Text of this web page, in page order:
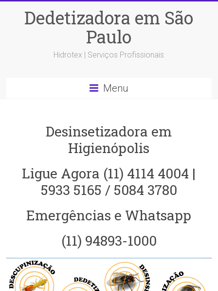
Dedetizadora em São
Paulo
Hidrotex | Serviços Profissionais
Menu
Desinsetizadora em
Higienópolis
Ligue Agora (11) 4114 4004 |
5933 5165 / 5084 3780
Emergências e Whatsapp
(11) 94893-1000